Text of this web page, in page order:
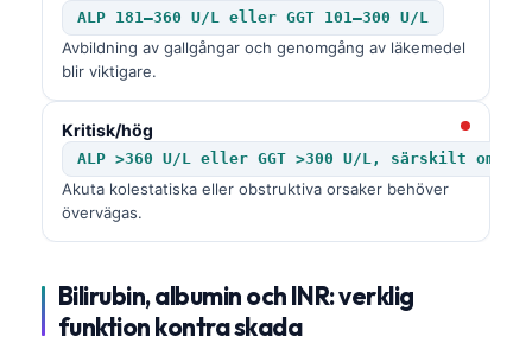
ALP 181–360 U/L eller GGT 101–300 U/L
Avbildning av gallgångar och genomgång av läkemedel
blir viktigare.
Kritisk/hög
ALP >360 U/L eller GGT >300 U/L, särskilt om
Akuta kolestatiska eller obstruktiva orsaker behöver
övervägas.
Bilirubin, albumin och INR: verklig
funktion kontra skada